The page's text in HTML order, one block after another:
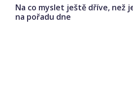
Na co myslet ještě dříve, než
na pořadu dne